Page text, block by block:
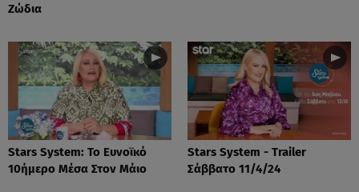
Ζώδια
Stars System: Το Ευνοϊκό
10ήμερο Μέσα Στον Μάιο
Stars System - Trailer
Σάββατο 11/4/24